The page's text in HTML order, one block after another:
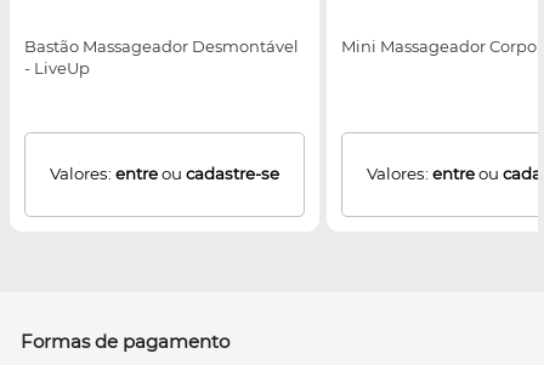
Bastão Massageador Desmontável
- LiveUp
Valores: entreou cadastre-se
Mini Massageador
Valores: entreou
Formas de pagamento